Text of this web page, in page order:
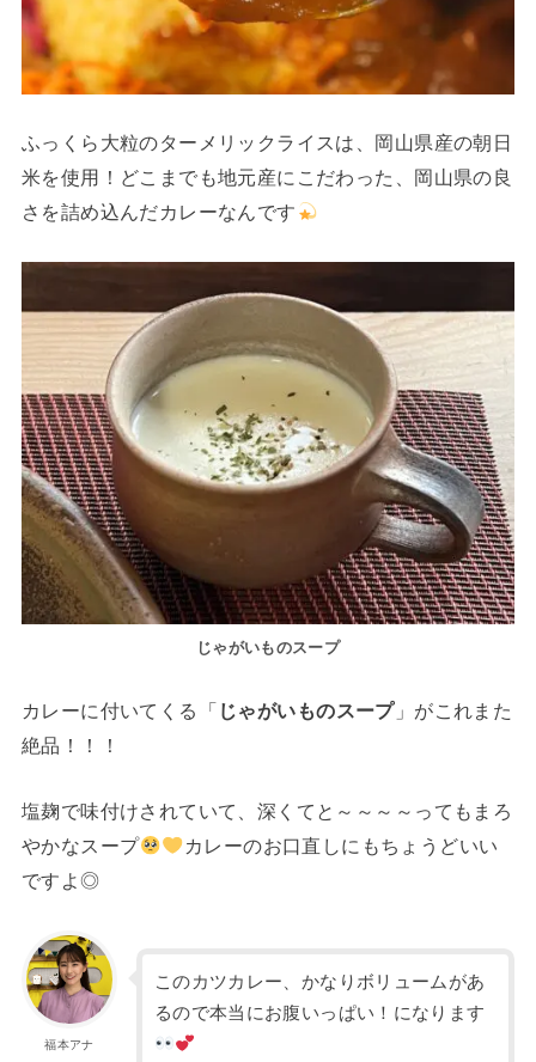
ふっくら大粒のターメリックライスは、岡山県産の朝日
米を使用！どこまでも地元産にこだわった、岡山県の良
さを詰め込んだカレーなんです
じゃがいものスープ
カレーに付いてくる「 じゃがいものスープ」がこれまた
絶品！！！
塩麹で味付けされていて、深くてと～～～～ってもまろ
やかなスープ
カレーのお口直しにもちょうどいい
ですよ◎
福本アナ
このカツカレー、かなりボリュームがあ
るので本当にお腹いっぱい！になります